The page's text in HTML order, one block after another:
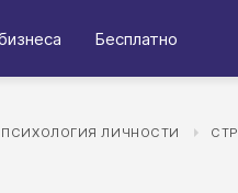
Бесплатно
ПСИХОЛОГИЯ ЛИЧНОСТИ